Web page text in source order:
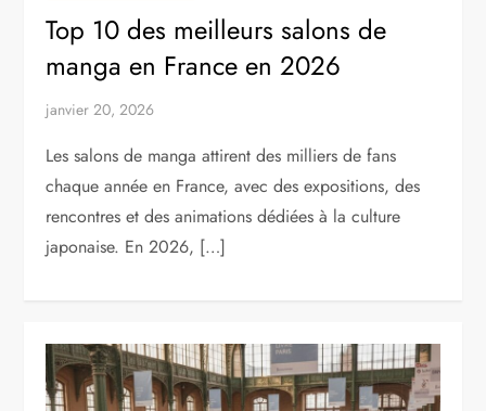
Top 10 des meilleurs salons de
manga en France en 2026
janvier 20, 2026
Les salons de manga attirent des milliers de fans
chaque année en France, avec des expositions, des
rencontres et des animations dédiées à la culture
japonaise. En 2026, […]